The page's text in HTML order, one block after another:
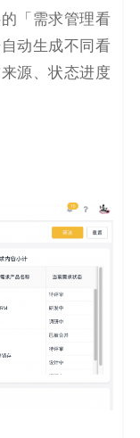
「需求管理看
动生成不同看
源、状态进度